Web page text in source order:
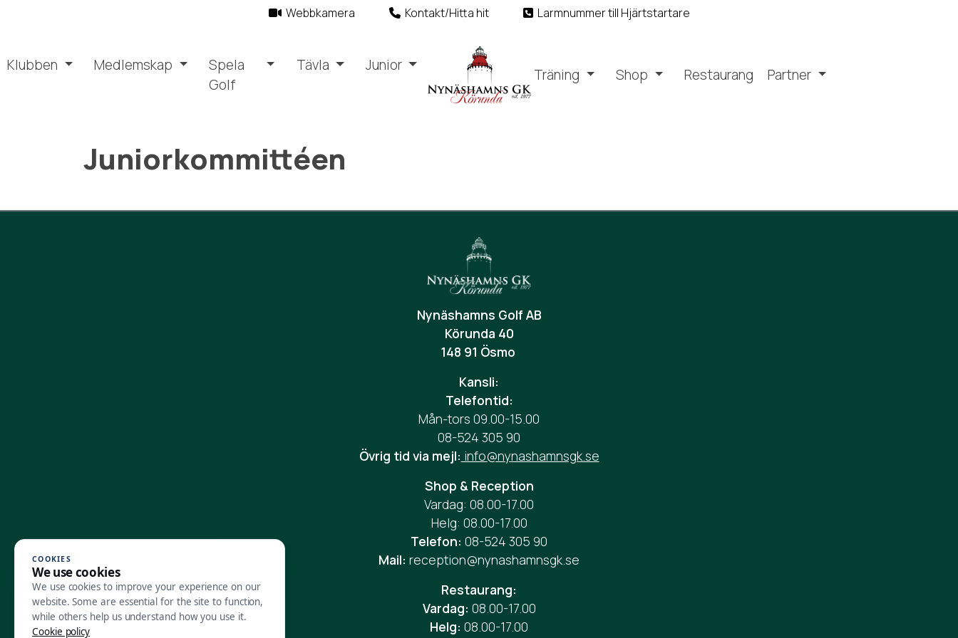
Webbkamera Kontakt/Hitta hit Larmnummer till Hjärtstartare
Klubben Medlemskap
Spela
Golf
Tävla Junior
Träning Shop Restaurang Partner
Juniorkommittéen
Nynäshamns Golf AB
Körunda 40
148 91 Ösmo
Kansli:
Telefontid:
Mån-tors 09.00-15.00
08-524 305 90
Övrig tid via mejl: info@nynashamnsgk.se
Shop & Reception
Vardag: 08.00-17.00
Helg: 08.00-17.00
Telefon: 08-524 305 90
Mail: reception@nynashamnsgk.se
Restaurang:
Vardag: 08.00-17.00
Helg: 08.00-17.00
COOKIES
We use cookies
We use cookies to improve your experience on our
website. Some are essential for the site to function,
while others help us understand how you use it.
Cookie policy